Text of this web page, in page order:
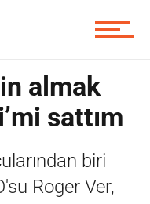
almak
sattım
biri
Roger Ver,